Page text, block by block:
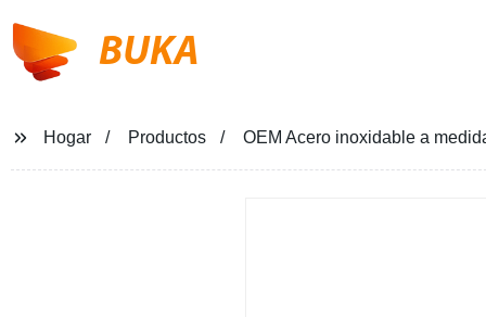
BUKA
Hogar Productos OEM Acero inoxidable a